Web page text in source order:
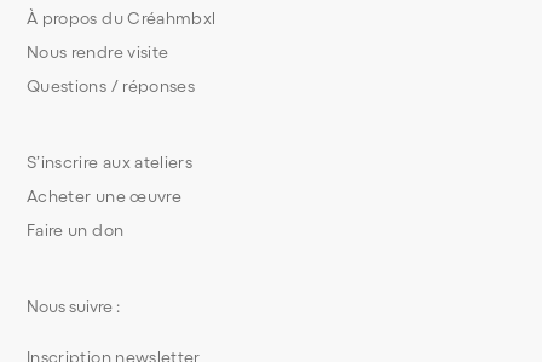
S’inscrire aux ateliers
Acheter une œuvre
Faire un don
À propos du Créahmbxl
Nous rendre visite
Questions / réponses
Nous suivre :
Inscription newsletter